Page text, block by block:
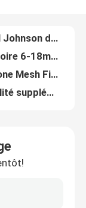
1.5mm-5.0mm a perforé la flexibilité supplémentaire de façade de parasol perforé en aluminium en métal
Anti grillage s'élevant 2.7m de Mesh Panels Pvc Coated Green de 358 sécurités 3.0m
L'anti glissement de feuillard du dérapage ISO45001 anti a perforé la preuve d'usage de feuillard
le vinyle vert de 1.8m a enduit le trou soudé de rectangle de Panels Weldmesh Sheets de grillage